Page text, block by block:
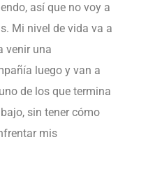
así que no voy a
Mi nivel de vida va a
venir una
luego y van a
de los que termina
sin tener cómo
mis